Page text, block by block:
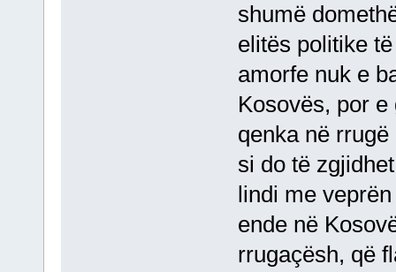
shumë
elitës politike
amorfe nuk e
Kosovës, por
qenka në
si do të
lindi me
ende në
rrugaçësh, që